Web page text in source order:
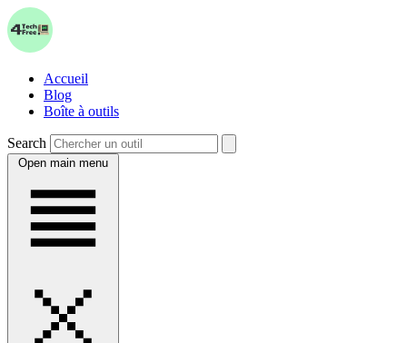
Accueil
Blog
Boîte à outils
Search
Open main menu